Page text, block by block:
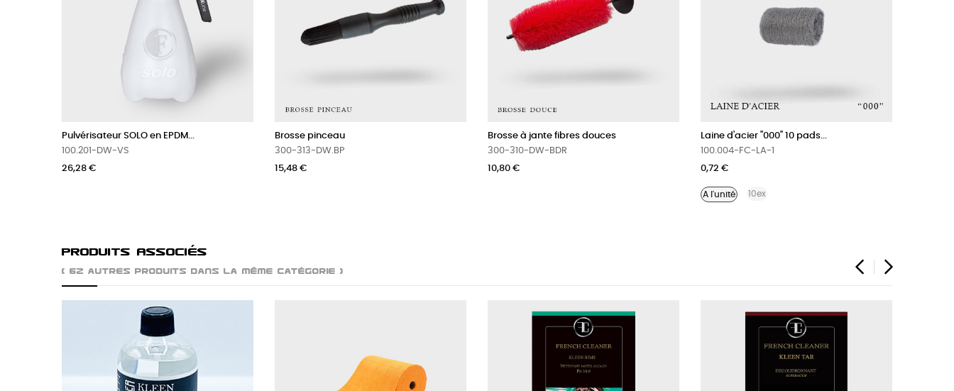
Pulvérisateur SOLO en EPDM...
100.201-DW-VS
26,28 €
Brosse pinceau
300-313-DW.BP
15,48 €
Brosse à jante fibres douces
300-310-DW-BDR
10,80 €
Laine d'acier "000" 10 pads...
100.004-FC-LA-1
0,72 €
A l'unité 10ex
Produits Associés
( 62 autres produits dans la même catégorie )